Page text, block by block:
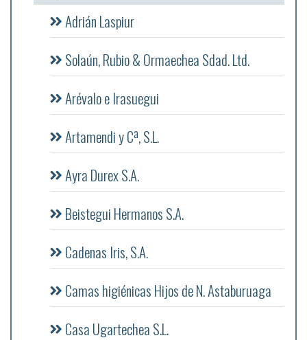
Adrián Laspiur
Solaún, Rubio & Ormaechea Sdad. Ltd.
Arévalo e Irasuegui
Artamendi y Cª, S.L.
Ayra Durex S.A.
Beistegui Hermanos S.A.
Cadenas Iris, S.A.
Camas higiénicas Hijos de N. Astaburuaga
Casa Ugartechea S.L.